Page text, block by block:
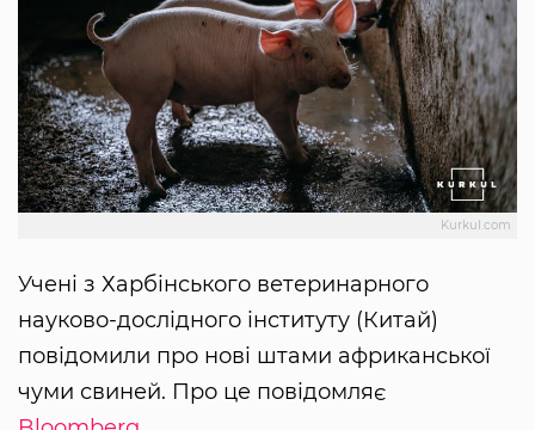
Kurkul.com
Учені з Харбінського ветеринарного
науково-дослідного інституту (Китай)
повідомили про нові штами африканської
чуми свиней. Про це повідомляє